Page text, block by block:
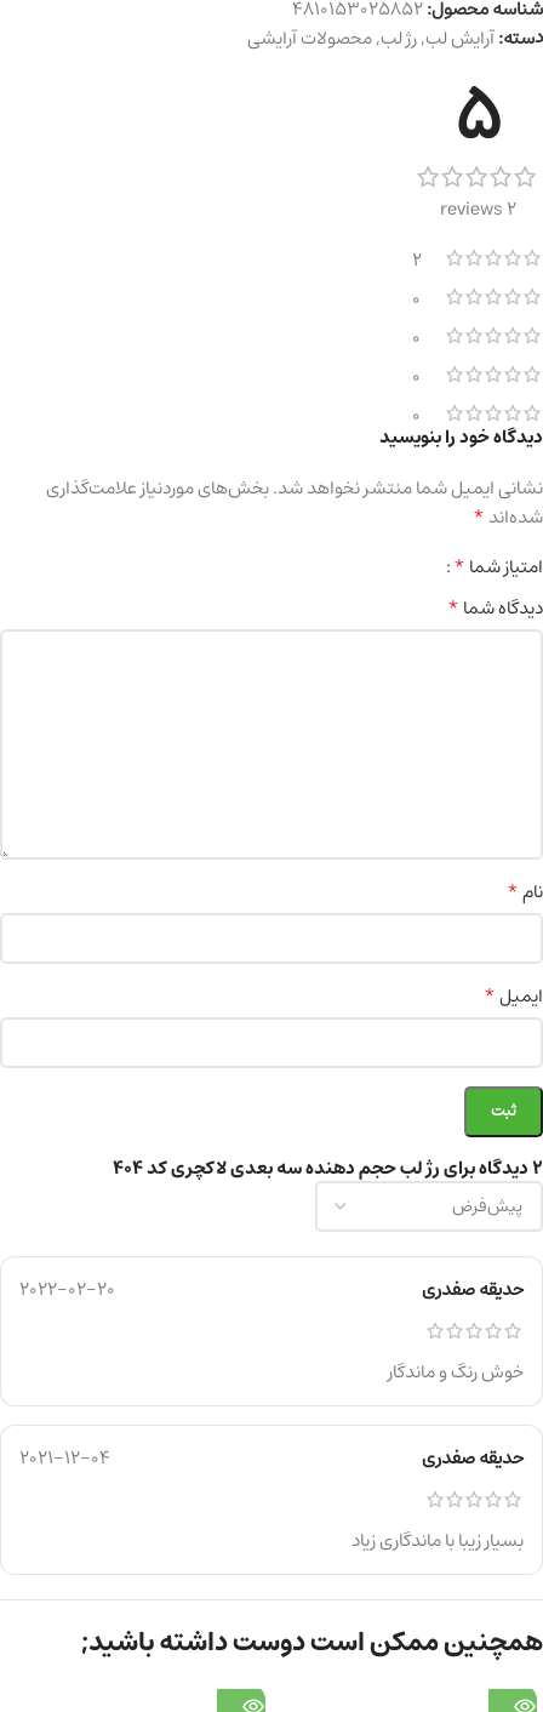
شناسه محصول:4810153025852
دسته:آرایش لب,رژ لب,محصولات آرایشی
5
2 reviews
2
0
0
0
0
2 دیدگاه برای رژ لب حجم دهنده سه بعدی لاکچری کد 404
حدیقه صفدری 2022-02-20
خوش رنگ و ماندگار
حدیقه صفدری 2021-12-04
بسیار زیبا با ماندگاری زیاد
دیدگاه خود را بنویسید
نشانی ایمیل شما منتشر نخواهد شد.بخش‌های موردنیاز علامت‌گذاری
شده‌اند*
امتیاز شما*
دیدگاه شما*
نام*
ایمیل*
همچنین ممکن است دوست داشته باشید;